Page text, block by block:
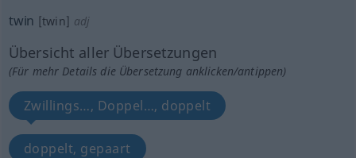
twin [twin] adj
Übersicht aller Übersetzungen
(Für mehr Details die Übersetzung anklicken/antippen)
Zwillings…, Doppel…, doppelt
doppelt, gepaart